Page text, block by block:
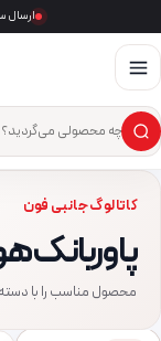
ارسال
جست‌وجوی محصول
×
کاتالوگ جانبی فون
پاوربانک
محصول مناسب را با